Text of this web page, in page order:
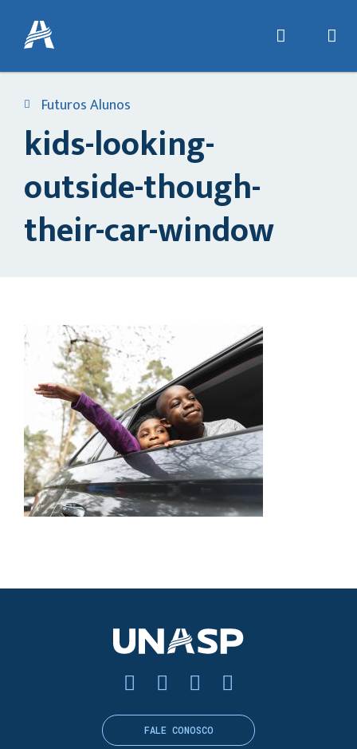
Futuros Alunos
kids-looking-
outside-though-
their-car-window
FALE CONOSCO